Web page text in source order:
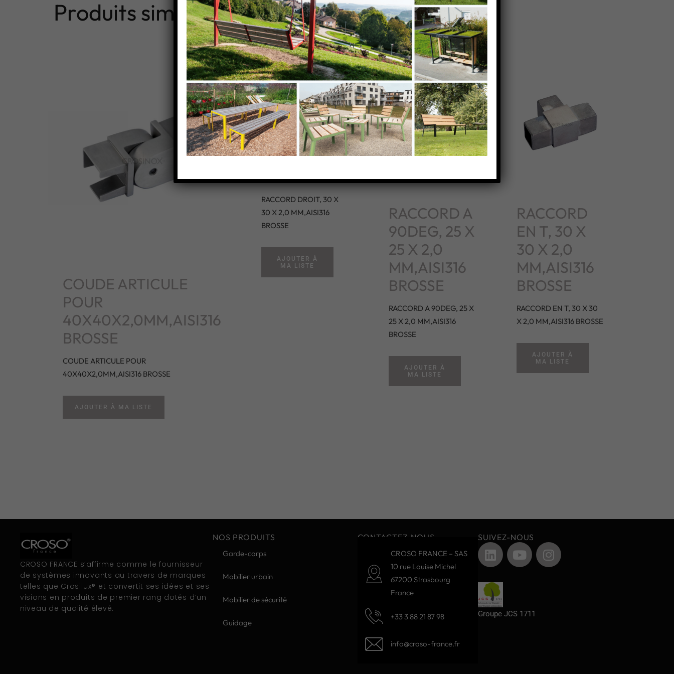
Produits similaires
COUDE ARTICULE
POUR
40X40X2,0MM,AISI316
BROSSE
COUDE ARTICULE POUR
40X40X2,0MM,AISI316 BROSSE
AJOUTER À MA LISTE
RACCORD
DROIT, 30 X
30 X 2,0
MM,AISI316
BROSSE
RACCORD DROIT, 30 X
30 X 2,0 MM,AISI316
BROSSE
AJOUTER À
MA LISTE
RACCORD A
90DEG, 25 X
25 X 2,0
MM,AISI316
BROSSE
RACCORD A 90DEG, 25 X
25 X 2,0 MM,AISI316
BROSSE
AJOUTER À
MA LISTE
RACCORD
EN T, 30 X
30 X 2,0
MM,AISI316
BROSSE
RACCORD EN T, 30 X 30
X 2,0 MM,AISI316 BROSSE
AJOUTER À
MA LISTE
CROSO FRANCE s’affirme comme le fournisseur
de systèmes innovants au travers de marques
telles que Crosilux® et convertit ses idées et ses
visions en produits de premier rang dotés d’un
niveau de qualité élevé.
NOS PRODUITS
Garde-corps
Mobilier urbain
Mobilier de sécurité
Guidage
CONTACTEZ-NOUS
CROSO FRANCE – SAS
10 rue Louise Michel
67200 Strasbourg
France
+33 3 88 21 87 98
info@croso-france.fr
SUIVEZ-NOUS
Groupe JCS 1711